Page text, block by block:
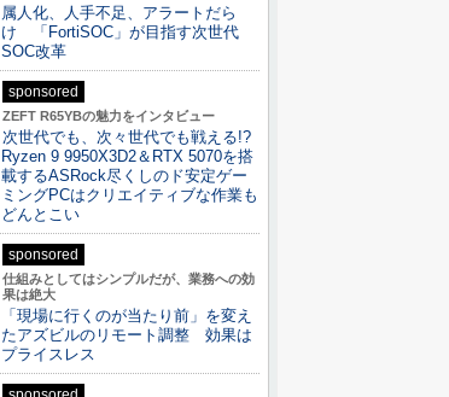
属人化、人手不足、アラートだら
け 「FortiSOC」が目指す次世代
SOC改革
sponsored
ZEFT R65YBの魅力をインタビュー
次世代でも、次々世代でも戦える!?
Ryzen 9 9950X3D2＆RTX 5070を搭
載するASRock尽くしのド安定ゲー
ミングPCはクリエイティブな作業も
どんとこい
sponsored
仕組みとしてはシンプルだが、業務への効
果は絶大
「現場に行くのが当たり前」を変え
たアズビルのリモート調整 効果は
プライスレス